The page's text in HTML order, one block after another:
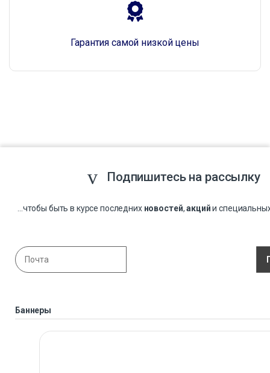
Гарантия самой низкой цены
Подпишитесь на рассылку
...чтобы быть в курсе последних новостей,акцийи
Баннеры